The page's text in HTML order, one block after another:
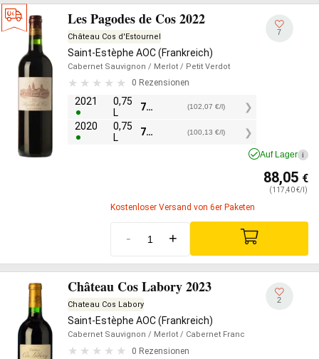
Les Pagodes de Cos 2022
Château Cos d'Estournel
Saint-Estèphe AOC (Frankreich)
Cabernet Sauvignon / Merlot / Petit Verdot
0 Rezensionen
2021
0,75
L
76,55 (102,07 €/l)
2020
0,75
L
75,10 (100,13 €/l)
7
Auf Lager i
88,05 €
(117,40 €/l)
Kostenloser Versand von 6er Paketen
- +
Château Cos Labory 2023
Chateau Cos Labory
Saint-Estèphe AOC (Frankreich)
Cabernet Sauvignon / Merlot / Cabernet Franc
0 Rezensionen
2